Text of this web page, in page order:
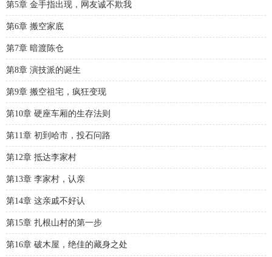
第5章 金手指出现，网友诚不欺我
第6章 搬空家底
第7章 暗渡陈仓
第8章 演技派的诞生
第9章 搬空祖宅，疯狂变现
第10章 硬座车厢的生存法则
第11章 初到哈市，投石问路
第12章 抵达李家村
第13章 李家村，认亲
第14章 这亲戚不好认
第15章 扎根山村的第一步
第16章 破木屋，绝佳的藏身之处